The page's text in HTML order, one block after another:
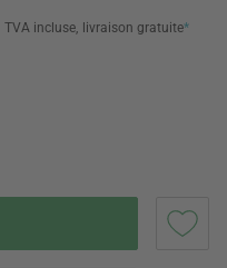
TVA incluse, livraison gratuite*